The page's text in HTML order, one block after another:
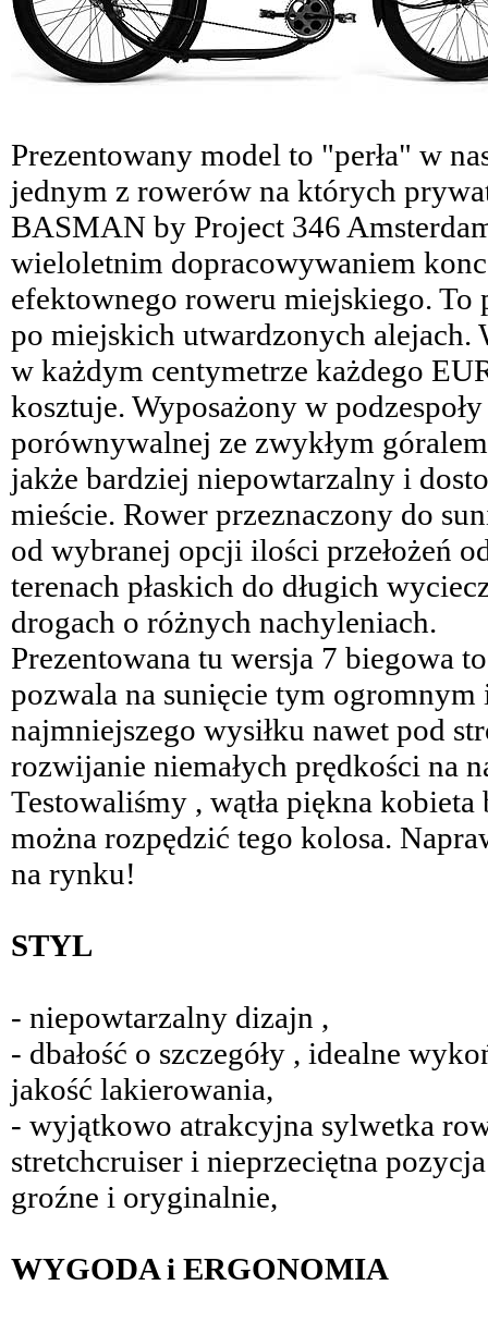
Prezentowany model to "perła" w
jednym z rowerów na których
BASMAN by Project 346
wieloletnim dopracowywaniem
efektownego roweru miejskiego.
po miejskich utwardzonych alejach.
w każdym centymetrze każdego
kosztuje. Wyposażony w
porównywalnej ze zwykłym
jakże bardziej niepowtarzalny i
mieście. Rower przeznaczony do
od wybranej opcji ilości przełożeń
terenach płaskich do długich
drogach o różnych nachyleniach.
Prezentowana tu wersja 7 biegowa
pozwala na sunięcie tym
najmniejszego wysiłku nawet pod
rozwijanie niemałych prędkości na
Testowaliśmy , wątła piękna
można rozpędzić tego kolosa.
na rynku!
STYL
- niepowtarzalny dizajn ,
- dbałość o szczegóły , idealne
jakość lakierowania,
- wyjątkowo atrakcyjna sylwetka
stretchcruiser i nieprzeciętna
groźne i oryginalnie,
WYGODA i ERGONOMIA